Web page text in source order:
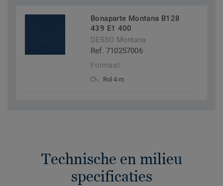
Bonaparte Montana B128
439 E1 400
DESSO Montana
Ref. 710257006
Formaat
Rol 4 m
Technische en milieu
specificaties